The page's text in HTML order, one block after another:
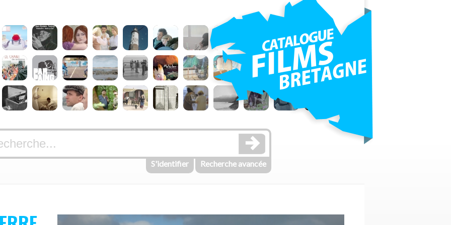
S'identifier Recherche avancée